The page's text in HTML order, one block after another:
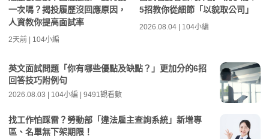
一次嗎？揭投履歷沒回應原因，
人資教你提高面試率
2天前 | 104小編
5招教你從細節「以貌取公司」
2026.08.04 | 104小編
英文面試問題「你有哪些優點及缺點？」更加分的6招
回答技巧附例句
2026.08.03 | 104小編 | 9491觀看數
找工作怕踩雷？勞動部「違法雇主查詢系統」新增專
區、名單無下架期限！